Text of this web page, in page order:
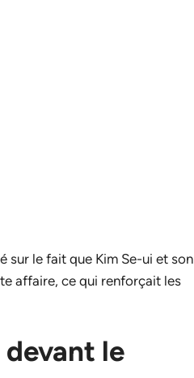
sur le fait que Kim Se-ui et son
affaire, ce qui renforçait les
le